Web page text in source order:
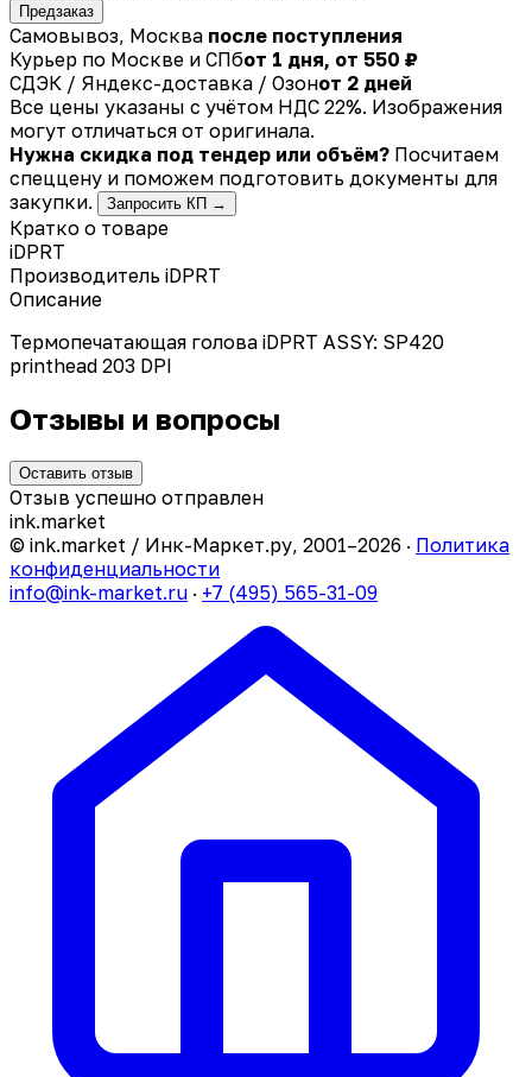
Предзаказ
Самовывоз, Москва после поступления
Курьер по Москве и СПбот 1 дня, от 550 ₽
СДЭК / Яндекс-доставка / Озонот 2 дней
Все цены указаны с учётом НДС 22%. Изображения
могут отличаться от оригинала.
Нужна скидка под тендер или объём? Посчитаем
спеццену и поможем подготовить документы для
закупки.
Запросить КП →
Кратко о товаре
iDPRT
Производитель iDPRT
Описание
Термопечатающая голова iDPRT ASSY: SP420
printhead 203 DPI
Отзывы и вопросы
Оставить отзыв
Отзыв успешно отправлен
ink.market
© ink.market / Инк-Маркет.ру, 2001–2026 · Политика
конфиденциальности
info@ink-market.ru · +7 (495) 565-31-09